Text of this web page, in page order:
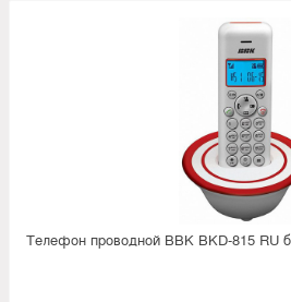
Телефон проводной BBK BKD-815 RU